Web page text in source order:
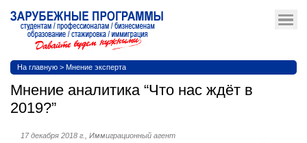
На главную > Мнение эксперта
Мнение аналитика “Что нас ждёт в
2019?”
17 декабря 2018 г., Иммиграционный агент